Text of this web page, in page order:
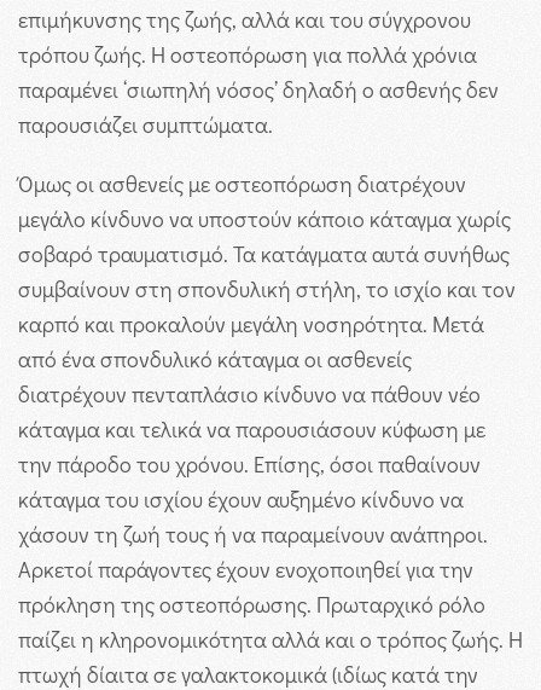
επιμήκυνσης της ζωής, αλλά και του σύγχρονου
τρόπου ζωής. Η οστεοπόρωση για πολλά χρόνια
παραμένει ‘σιωπηλή νόσος’ δηλαδή ο ασθενής δεν
παρουσιάζει συμπτώματα.
Όμως οι ασθενείς με οστεοπόρωση διατρέχουν
μεγάλο κίνδυνο να υποστούν κάποιο κάταγμα χωρίς
σοβαρό τραυματισμό. Τα κατάγματα αυτά συνήθως
συμβαίνουν στη σπονδυλική στήλη, το ισχίο και τον
καρπό και προκαλούν μεγάλη νοσηρότητα. Μετά
από ένα σπονδυλικό κάταγμα οι ασθενείς
διατρέχουν πενταπλάσιο κίνδυνο να πάθουν νέο
κάταγμα και τελικά να παρουσιάσουν κύφωση με
την πάροδο του χρόνου. Επίσης, όσοι παθαίνουν
κάταγμα του ισχίου έχουν αυξημένο κίνδυνο να
χάσουν τη ζωή τους ή να παραμείνουν ανάπηροι.
Αρκετοί παράγοντες έχουν ενοχοποιηθεί για την
πρόκληση της οστεοπόρωσης. Πρωταρχικό ρόλο
παίζει η κληρονομικότητα αλλά και ο τρόπος ζωής. Η
πτωχή δίαιτα σε γαλακτοκομικά (ιδίως κατά την